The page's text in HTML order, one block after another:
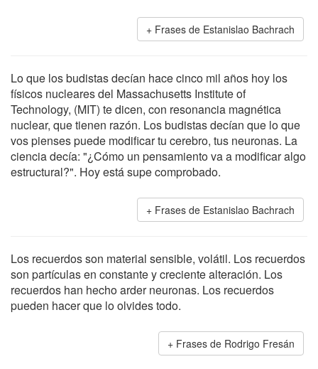
Frases de Estanislao Bachrach
Lo que los budistas decían hace cinco mil años hoy los
físicos nucleares del Massachusetts Institute of
Technology, (MIT) te dicen, con resonancia magnética
nuclear, que tienen razón. Los budistas decían que lo que
vos pienses puede modificar tu cerebro, tus neuronas. La
ciencia decía: "¿Cómo un pensamiento va a modificar algo
estructural?". Hoy está supe comprobado.
Frases de Estanislao Bachrach
Los recuerdos son material sensible, volátil. Los recuerdos
son partículas en constante y creciente alteración. Los
recuerdos han hecho arder neuronas. Los recuerdos
pueden hacer que lo olvides todo.
Frases de Rodrigo Fresán